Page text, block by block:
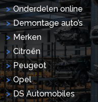
Onderdelen online
Demontage auto’s
Merken
Citroën
Peugeot
Opel
DS Automobiles